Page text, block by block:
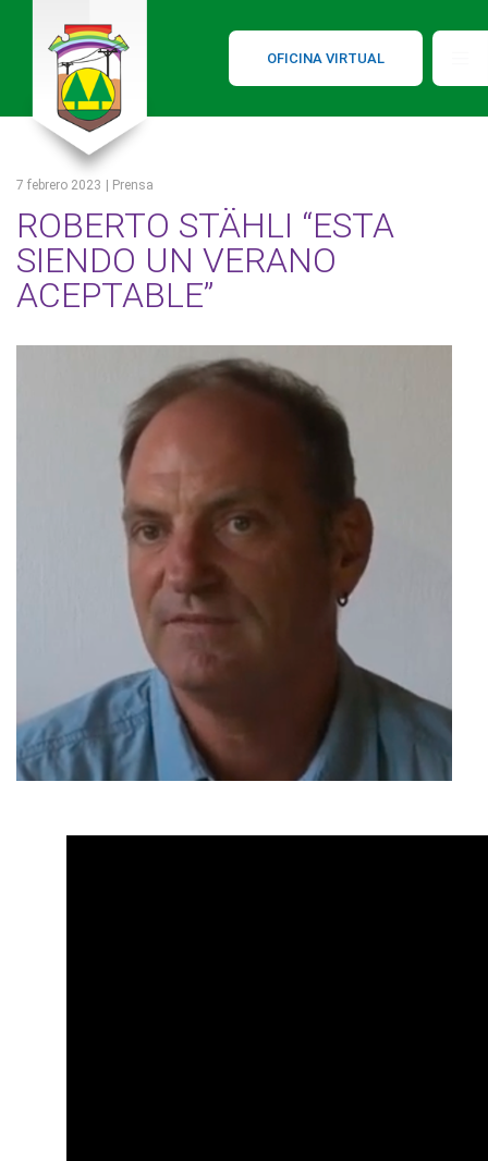
OFICINA VIRTUAL
7 febrero 2023 | Prensa
ROBERTO STÄHLI “ESTA
SIENDO UN VERANO
ACEPTABLE”